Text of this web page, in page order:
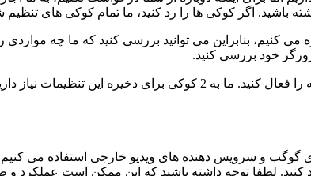
باشید. اگر کوکی ها را رد کنید، ما تمام کوکی های
بنابراین می توانید بررسی کنید که ما چه مواردی
خود بررسی کنید.
برای عدم نمایش دائمی نوار پیام و رد کردن همه ی کوکی ها این گزینه
و سرویس دهنده های ویدیو خارجی استفاده می
کنید. لطفا توجه داشته باشید که این ممکن است